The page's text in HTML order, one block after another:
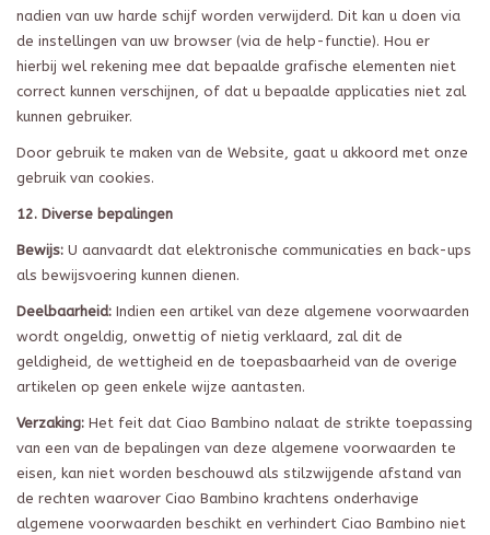
nadien van uw harde schijf worden verwijderd. Dit kan u doen via
de instellingen van uw browser (via de help-functie). Hou er
hierbij wel rekening mee dat bepaalde grafische elementen niet
correct kunnen verschijnen, of dat u bepaalde applicaties niet zal
kunnen gebruiker.
Door gebruik te maken van de Website, gaat u akkoord met onze
gebruik van cookies.
12. Diverse bepalingen
Bewijs: U aanvaardt dat elektronische communicaties en back-ups
als bewijsvoering kunnen dienen.
Deelbaarheid: Indien een artikel van deze algemene voorwaarden
wordt ongeldig, onwettig of nietig verklaard, zal dit de
geldigheid, de wettigheid en de toepasbaarheid van de overige
artikelen op geen enkele wijze aantasten.
Verzaking: Het feit dat Ciao Bambino nalaat de strikte toepassing
van een van de bepalingen van deze algemene voorwaarden te
eisen, kan niet worden beschouwd als stilzwijgende afstand van
de rechten waarover Ciao Bambino krachtens onderhavige
algemene voorwaarden beschikt en verhindert Ciao Bambino niet